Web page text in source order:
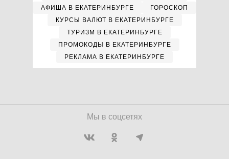
АФИША В ЕКАТЕРИНБУРГЕ
ГОРОСКОП
КУРСЫ ВАЛЮТ В ЕКАТЕРИНБУРГЕ
ТУРИЗМ В ЕКАТЕРИНБУРГЕ
ПРОМОКОДЫ В ЕКАТЕРИНБУРГЕ
РЕКЛАМА В ЕКАТЕРИНБУРГЕ
Мы в соцсетях